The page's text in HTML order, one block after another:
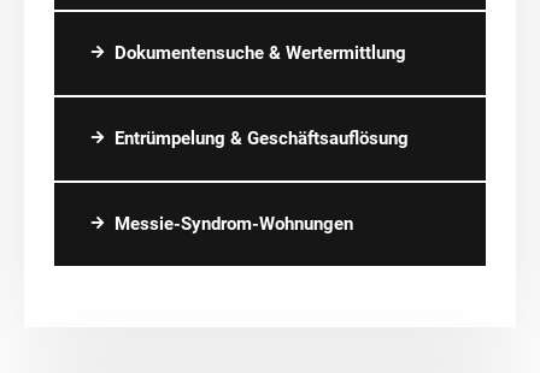
Dokumentensuche & Wertermittlung
Entrümpelung & Geschäftsauflösung
Messie-Syndrom-Wohnungen